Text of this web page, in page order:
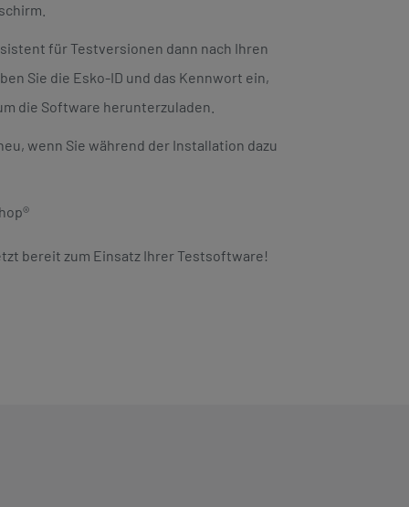
für Testversionen dann nach Ihren
Sie die Esko-ID und das Kennwort ein,
die Software herunterzuladen.
wenn Sie während der Installation dazu
bereit zum Einsatz Ihrer Testsoftware!